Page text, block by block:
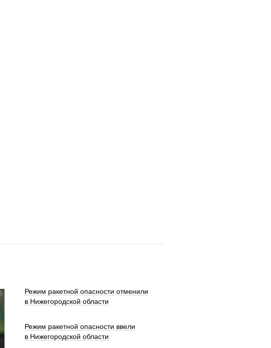
Режим ракетной опасности отменили
в Нижегородской области
Режим ракетной опасности ввели
в Нижегородской области